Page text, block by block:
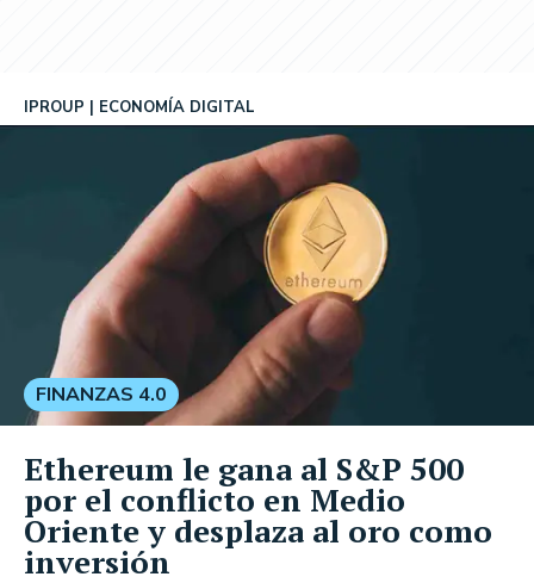
IPROUP ECONOMÍA DIGITAL
FINANZAS 4.0
Ethereum le gana al S&P 500
por el conflicto en Medio
Oriente y desplaza al oro como
inversión